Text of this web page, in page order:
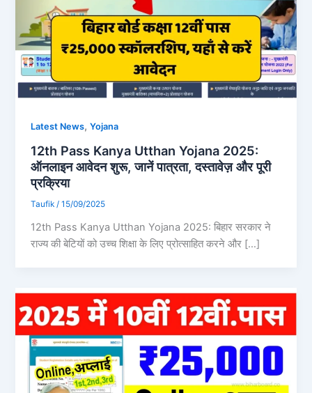
Latest News,Yojana
12th Pass Kanya Utthan Yojana 2025:
ऑनलाइन आवेदन शुरू, जानें पात्रता, दस्तावेज़ और पूरी
प्रक्रिया
Taufik/15/09/2025
12th Pass Kanya Utthan Yojana 2025: बिहार सरकार ने
राज्य की बेटियों को उच्च शिक्षा के लिए प्रोत्साहित करने और […]